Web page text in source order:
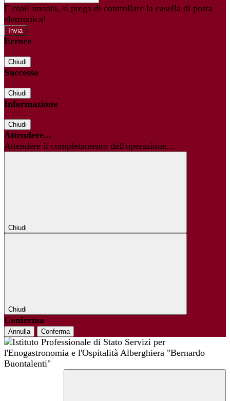
E-mail inviata, si prega di controllare la casella di posta
elettronica!
Errore
Chiudi
Successo
Chiudi
Informazione
Chiudi
Attendere...
Attendere il completamento dell'operazione...
Chiudi
Chiudi
Conferma
Annulla Conferma